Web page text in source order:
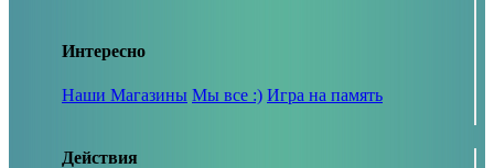
Интересно
Наши Магазины Мы все :) Игра на память
Действия